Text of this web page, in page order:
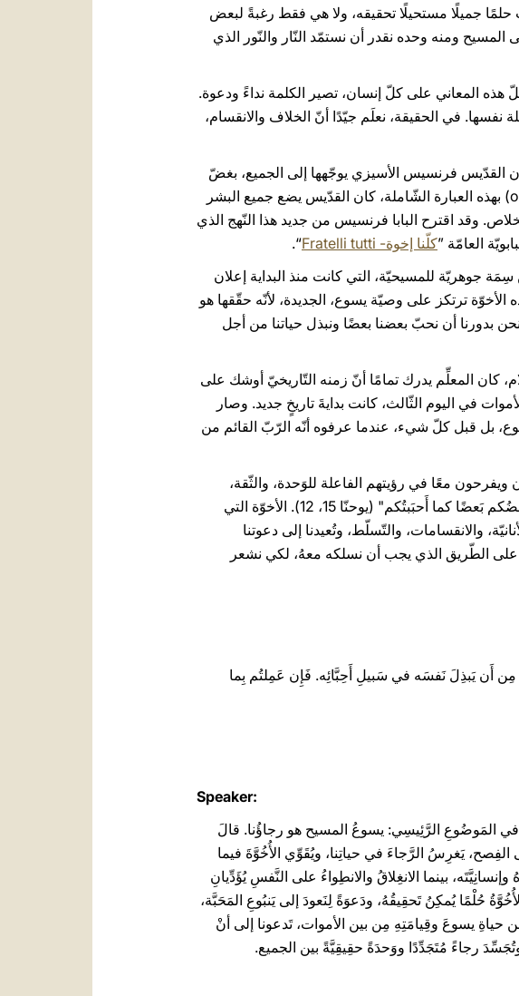
حلمًا جميلًا مستحيلًا تحقيقه، ولا هي فقط رغبةً لبعض
المسيح ومنه وحده نقدر أن نستمّد النّار والنّور الذي
المعاني على كلّ إنسان، تصير الكلمة نداءً ودعوة.
نفسها. في الحقيقة، نعلَم جيّدًا أنّ الخلاف والانقسام،
القدّيس فرنسيس الأسيزي يوجّهها إلى الجميع، بغضّ
النّظر عن الأصل الجغرافيّ أو الثقافيّ أو الدّينيّ أو العقائديّ: ”كلّنا إخوة“ (omnes fratres) بهذه العبارة الشّاملة، كان القدّيس يضع جميع البشر
وقد اقترح البابا فرنسيس من جديد هذا النّهج الذي
العامّة ”كلّنا إخوة- Fratelli tutti
“.
جوهريّة للمسيحيّة، التي كانت منذ البداية إعلان
ترتكز على وصيّة يسوع، الجديدة، لأنّه حقّقها هو
بدورنا أن نحبّ بعضنا بعضًا ونبذل حياتنا من أجل
يوحنّا 13، 1). وعندما اقترب موعد الآلام، كان المعلِّم يدرك تمامًا أنّ زمنه التّاريخيّ أوشك على
في اليوم الثّالث، كانت بدايةَ تاريخٍ جديد. وصار
بل قبل كلّ شيء، عندما عرفوه أنّه الرّبّ القائم من
معًا في رؤيتهم الفاعلة للوَحدة، والثّقة،
والتّسليم المتبادَل. هذه الدّيناميكيّة هي التي سلّمها إلينا يسوع نفسه عندما قال: "أَحِبُّوا بَعْضُكم بَعضًا كما أَحبَبتُكم" (يوحنّا 15، 12). الأخوّة التي
والانقسامات، والتّسلّط، وتُعيدنا إلى دعوتنا
على الطّريق الذي يجب أن نسلكه معهُ، لكي نشعر
أَن يَبذِلَ نَفسَه في سَبيلِ أَحِبَّائِه. فَإِن عَمِلتُم بِما
Speaker:
في المَوضُوعِ الرَّئِيسِي: يسوعُ المسيح هو رجاؤُنا. قالَ
يَغرِسُ الرَّجاءَ في حياتِنا، ويُقَوِّي الأُخُوَّةَ فيما
بينما الانغِلاقُ والانطِواءُ على النَّفسِ يُؤَدِّيانِ
حُلْمًا يُمكِنُ تَحقِيقُهُ، ودَعوَةً لِنَعودَ إلى يَنبُوعِ المَحَبَّة،
يسوعَ وقِيامَتِهِ مِن بين الأموات، تَدعونا إلى أنْ
رجاءً مُتَجَدِّدًا ووَحدَةً حقِيقِيَّةً بين الجميع.